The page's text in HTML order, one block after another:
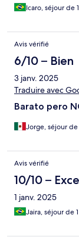
Icaro, séjour de
Avis vérifié
6/10 – Bien
3 janv. 2025
Traduire avec
Barato pero
Jorge, séjour
Avis vérifié
10/10 –
1 janv. 2025
Jaira, séjour de